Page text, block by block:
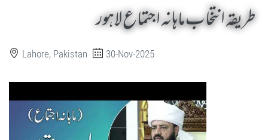
طریقہ انتخاب ماہانہ اجتماع لاہور
Lahore, Pakistan 30-Nov-2025